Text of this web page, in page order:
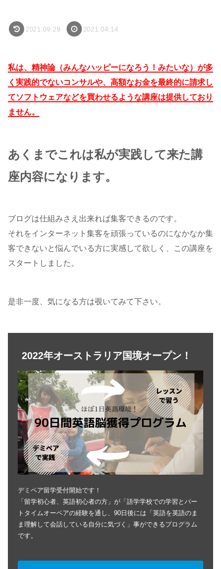
2021.09.29 2021.04.14
私は、精神論（みんなハッピーになろう！みたいな）が多
く実践的でないコンサルや、高額なお金を最終的に請求し
てソフトウェアなどを買わせるような講座は提供しており
ません。
あくまでこれは私が実践して来た講
座内容になります。
ブログは仕組みさえ出来れば集客できるのです。
それをインターネット集客を頑張っているのになかなか集
客できないと悩んでいる方に実感して欲しく、この講座を
スタートしました。
是非一度、気になる方は覗いてみて下さい。
2022年オーストラリア国境オープン！
デミペア留学受付開始です！
「留学初心者、英語初心者の方」が「語学学校での学習とパー
トタイムオーペアの経験を通し、90日後には「英語を英語のま
ま理解して会話している自分に気づく」事ができるプログラム
です。